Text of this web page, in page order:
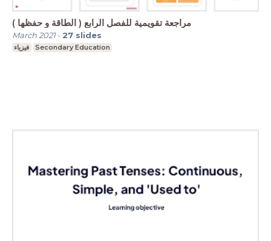
( مراجعة تقويمية للفصل الرابع ( الطاقة و حفظها
March 2021- 27 slides
فيزياء Secondary Education